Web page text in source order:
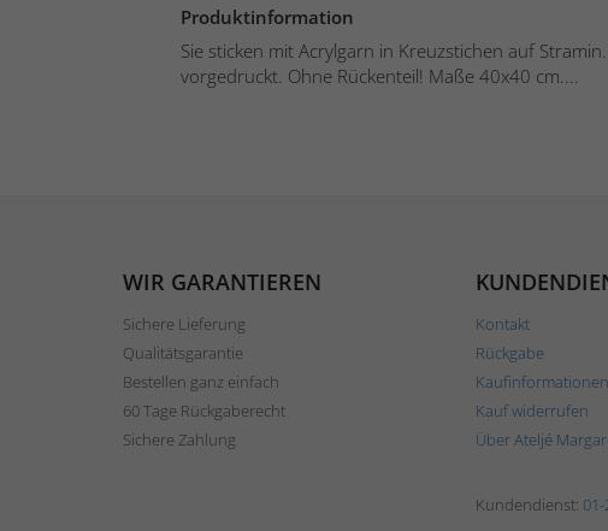
Produktinformation
Sie sticken mit Acrylgarn in Kreuzstichen auf
vorgedruckt. Ohne Rückenteil! Maße 40x40 cm....
WIR GARANTIEREN
Sichere Lieferung
Qualitätsgarantie
Bestellen ganz einfach
60 Tage Rückgaberecht
Sichere Zahlung
Kontakt
Rückgabe
Kauf widerrufen
Über Ateljé
Kundendienst: